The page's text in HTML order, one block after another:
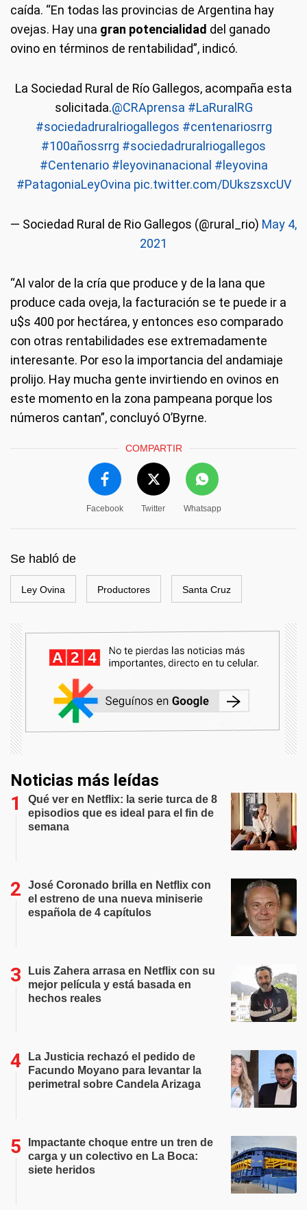
caída. “En todas las provincias de Argentina hay
ovejas. Hay una gran potencialidad del ganado
ovino en términos de rentabilidad”, indicó.
La Sociedad Rural de Río Gallegos, acompaña esta
solicitada.@CRAprensa #LaRuralRG
#sociedadruralriogallegos #centenariosrrg
#100añossrrg #sociedadruralriogallegos
#Centenario #leyovinanacional #leyovina
#PatagoniaLeyOvina pic.twitter.com/DUkszsxcUV
— Sociedad Rural de Rio Gallegos (@rural_rio) May 4,
2021
“Al valor de la cría que produce y de la lana que
produce cada oveja, la facturación se te puede ir a
u$s 400 por hectárea, y entonces eso comparado
con otras rentabilidades ese extremadamente
interesante. Por eso la importancia del andamiaje
prolijo. Hay mucha gente invirtiendo en ovinos en
este momento en la zona pampeana porque los
números cantan”, concluyó O’Byrne.
COMPARTIR
Facebook Twitter Whatsapp
Se habló de
Ley Ovina Productores Santa Cruz
Noticias más leídas
Qué ver en Netflix: la serie turca de 8
episodios que es ideal para el fin de
semana
José Coronado brilla en Netflix con
el estreno de una nueva miniserie
española de 4 capítulos
Luis Zahera arrasa en Netflix con su
mejor película y está basada en
hechos reales
La Justicia rechazó el pedido de
Facundo Moyano para levantar la
perimetral sobre Candela Arizaga
Impactante choque entre un tren de
carga y un colectivo en La Boca:
siete heridos